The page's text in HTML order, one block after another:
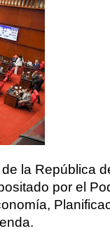
la República
por el